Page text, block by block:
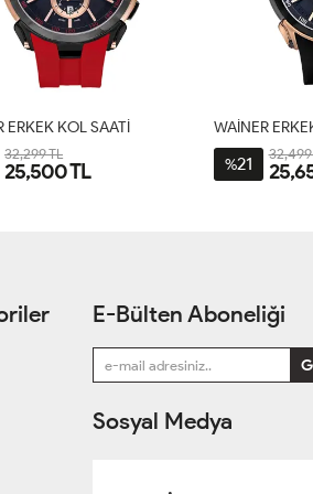
ERKEK KOL SAATİ
32,299 TL
25,500 TL
WAİNER
%21 32,499
E-Bülten Aboneliği
Sosyal Medya